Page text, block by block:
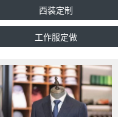
西装定制
工作服定做